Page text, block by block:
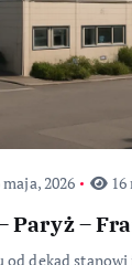
maja, 2026 16
Paryż –
od dekad stanowi